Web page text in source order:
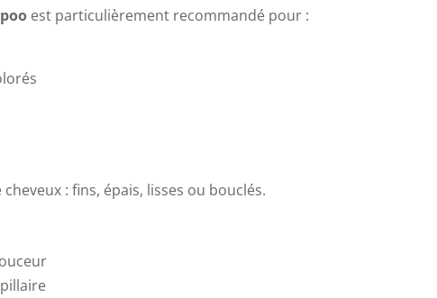
est particulièrement recommandé pour :
: fins, épais, lisses ou bouclés.